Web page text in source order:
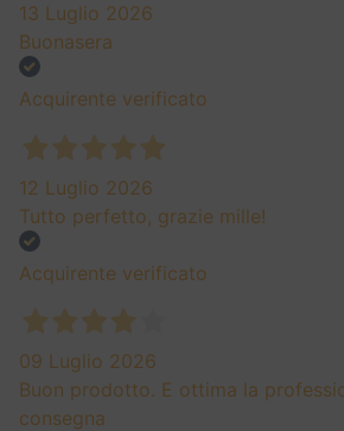
13 Luglio 2026
Buonasera
Acquirente verificato
12 Luglio 2026
Tutto perfetto, grazie mille!
Acquirente verificato
09 Luglio 2026
Buon prodotto. E ottima la
consegna